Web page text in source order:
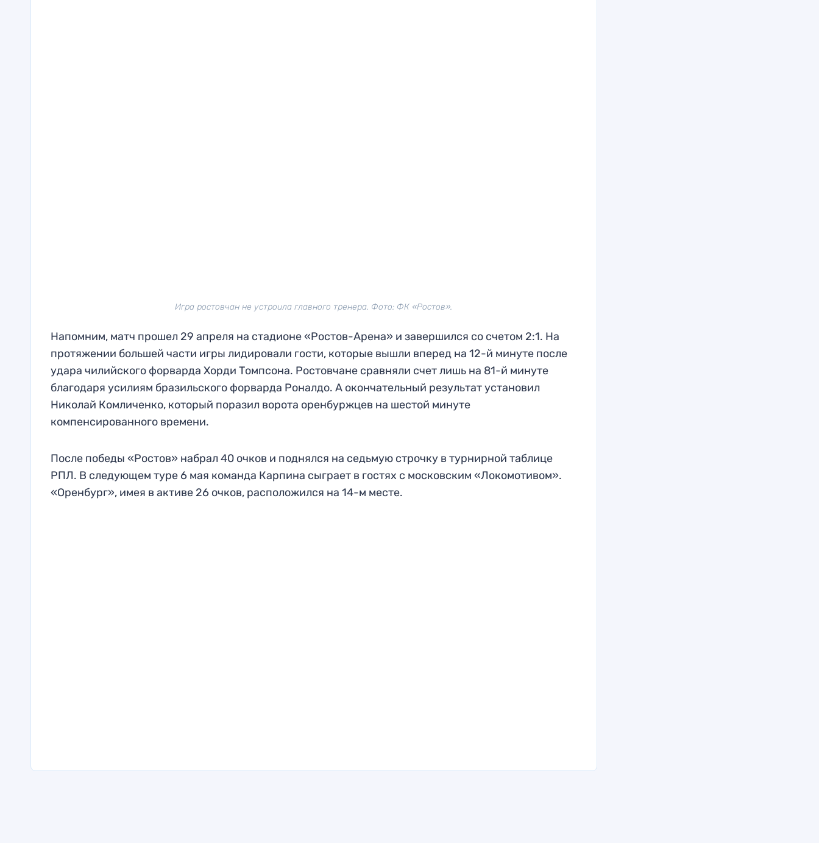
Игра ростовчан не устроила главного тренера. Фото: ФК «Ростов».
Напомним, матч прошел 29 апреля на стадионе «Ростов-Арена» и завершился со счетом 2:1. На
протяжении большей части игры лидировали гости, которые вышли вперед на 12-й минуте после
удара чилийского форварда Хорди Томпсона. Ростовчане сравняли счет лишь на 81-й минуте
благодаря усилиям бразильского форварда Роналдо. А окончательный результат установил
Николай Комличенко, который поразил ворота оренбуржцев на шестой минуте
компенсированного времени.
После победы «Ростов» набрал 40 очков и поднялся на седьмую строчку в турнирной таблице
РПЛ. В следующем туре 6 мая команда Карпина сыграет в гостях с московским «Локомотивом».
«Оренбург», имея в активе 26 очков, расположился на 14-м месте.